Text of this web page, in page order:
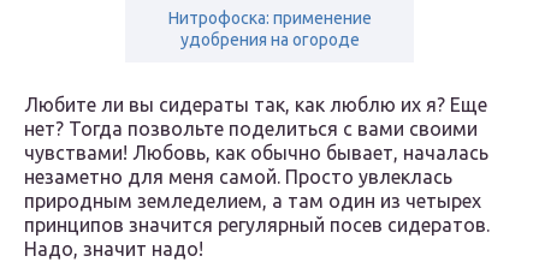
Нитрофоска: применение
удобрения на огороде
Любите ли вы сидераты так, как люблю их я? Еще
нет? Тогда позвольте поделиться с вами своими
чувствами! Любовь, как обычно бывает, началась
незаметно для меня самой. Просто увлеклась
природным земледелием, а там один из четырех
принципов значится регулярный посев сидератов.
Надо, значит надо!